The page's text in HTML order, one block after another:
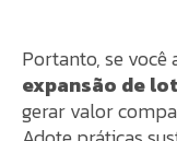
Portanto, se
expansão de
gerar valor